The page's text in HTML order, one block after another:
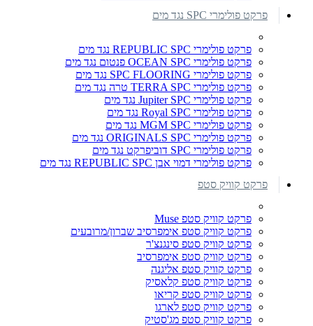
פרקט פולימרי SPC נגד מים
פרקט פולימרי REPUBLIC SPC נגד מים
פרקט פולימרי OCEAN SPC פנטום נגד מים
פרקט פולימרי SPC FLOORING נגד מים
פרקט פולימרי TERRA SPC טרה נגד מים
פרקט פולימרי Jupiter SPC נגד מים
פרקט פולימרי Royal SPC נגד מים
פרקט פולימרי MGM SPC נגד מים
פרקט פולימרי ORIGINALS SPC נגד מים
פרקט פולימרי SPC דוביפרקט נגד מים
פרקט פולימרי דמוי אבן REPUBLIC SPC נגד מים
פרקט קוויק סטפ
פרקט קוויק סטפ Muse
פרקט קוויק סטפ אימפרסיב שברון/מרובעים
פרקט קוויק סטפ סינגנצ'ר
פרקט קוויק סטפ אימפרסיב
פרקט קוויק סטפ אליגנה
פרקט קוויק סטפ קלאסיק
פרקט קוויק סטפ קריאו
פרקט קוויק סטפ לארגו
פרקט קוויק סטפ מג'סטיק